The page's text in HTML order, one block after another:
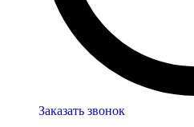
Заказать звонок